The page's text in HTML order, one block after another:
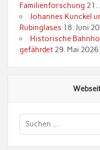
Familienforschung 21.
Johannes Kunckel
Rubinglases 18. Juni
Historische
gefährdet 29. Mai 2026